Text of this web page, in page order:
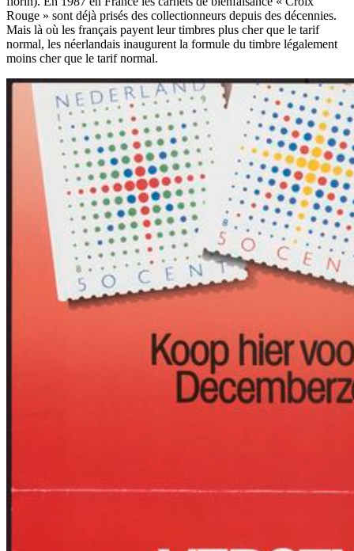
Rouge » sont déjà prisés des collectionneurs depuis des décennies.
Mais là où les français payent leur timbres plus cher que le tarif
normal, les néerlandais inaugurent la formule du timbre légalement
moins cher que le tarif normal.